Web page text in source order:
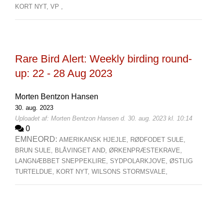
KORT NYT, VP ,
Rare Bird Alert: Weekly birding round-
up: 22 - 28 Aug 2023
Morten Bentzon Hansen
30. aug. 2023
Uploadet af: Morten Bentzon Hansen d. 30. aug. 2023 kl. 10:14
0
EMNEORD: AMERIKANSK HJEJLE, RØDFODET SULE,
BRUN SULE, BLÅVINGET AND, ØRKENPRÆSTEKRAVE,
LANGNÆBBET SNEPPEKLIRE, SYDPOLARKJOVE, ØSTLIG
TURTELDUE, KORT NYT, WILSONS STORMSVALE,